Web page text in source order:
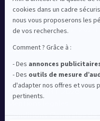
10 ans, Ekinsport a été
Capital dans son
commerce en ligne
En savoir plus
© EKINSPORT 2026
Conditions Générales de